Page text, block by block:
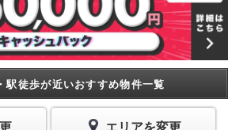
駅徒歩が近いおすすめ物件一覧
エリアを変更